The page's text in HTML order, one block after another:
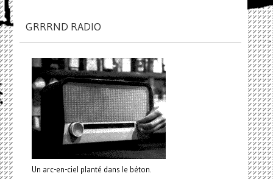
GRRRND RADIO
Un arc-en-ciel planté dans le béton.